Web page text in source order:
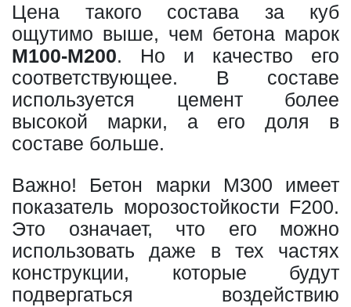
Цена такого состава за куб
ощутимо выше, чем бетона марок
М100-М200. Но и качество его
соответствующее. В составе
используется цемент более
высокой марки, а его доля в
составе больше.
Важно! Бетон марки М300 имеет
показатель морозостойкости F200.
Это означает, что его можно
использовать даже в тех частях
конструкции, которые будут
подвергаться воздействию